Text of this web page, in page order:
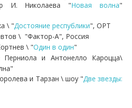
И. Николаева "Новая волна"
\ "Достояние республики", ОРТ
\ "Фактор-А", Россия
\ "Один в один"
и Антонелло Кароцца\
и Тарзан \ шоу "Две звезды: